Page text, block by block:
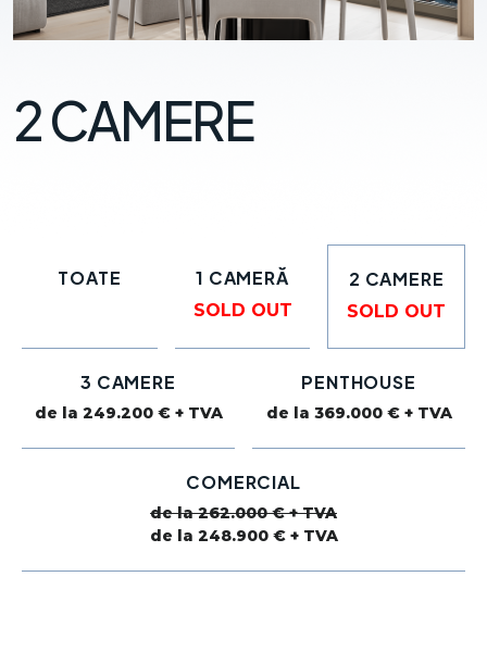
2 CAMERE
TOATE 1 CAMERĂ
SOLD OUT
2 CAMERE
SOLD OUT
3 CAMERE
de la 249.200 € + TVA
PENTHOUSE
de la 369.000 € + TVA
COMERCIAL
de la 262.000 € + TVA
de la 248.900 € + TVA